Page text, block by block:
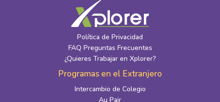
Política de Privacidad
FAQ Preguntas Frecuentes
¿Quieres Trabajar en Xplorer?
Programas en el Extranjero
Intercambio de Colegio
Au Pair